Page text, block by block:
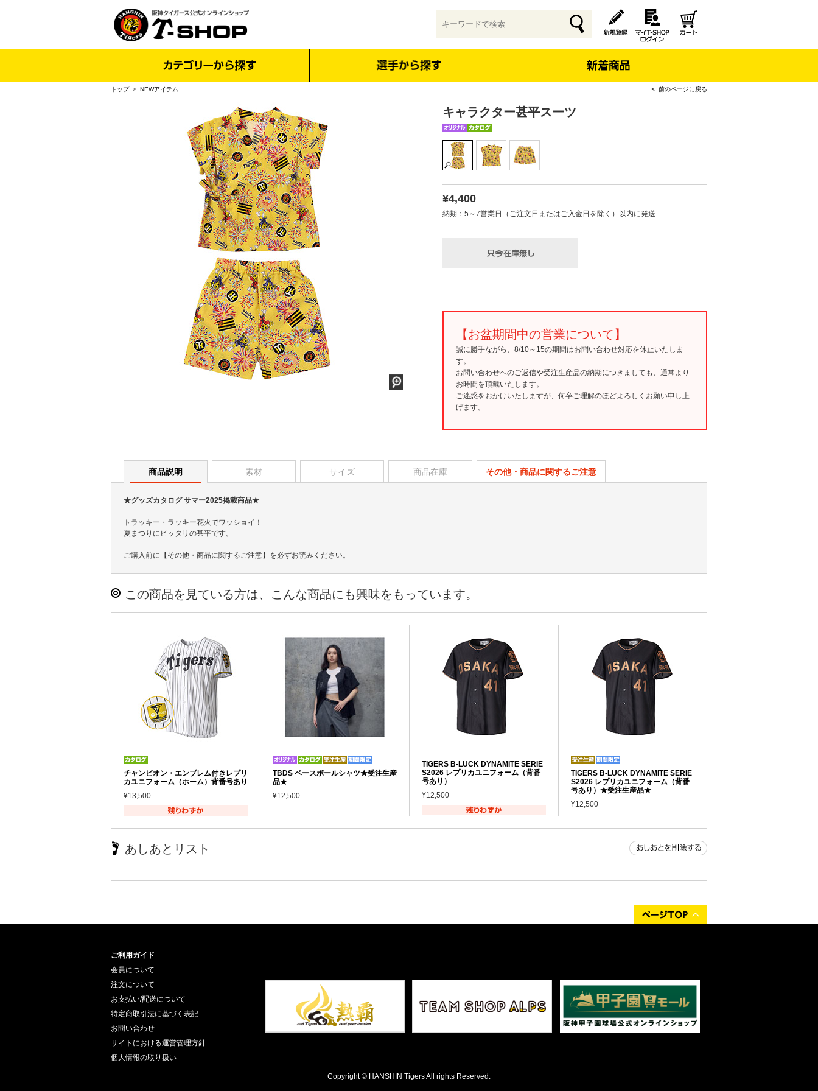
トップ> NEWアイテム < 前のページに戻る
キャラクター甚平スーツ
¥4,400
納期：5～7営業日（ご注文日またはご入金日を除く）以内に発送
【お盆期間中の営業について】
誠に勝手ながら、8/10～15の期間はお問い合わせ対応を休止いたしま
す。
お問い合わせへのご返信や受注生産品の納期につきましても、通常より
お時間を頂戴いたします。
ご迷惑をおかけいたしますが、何卒ご理解のほどよろしくお願い申し上
げます。
商品説明 素材 サイズ 商品在庫 その他・商品に関するご注意
★グッズカタログ サマー2025掲載商品★
トラッキー・ラッキー花火でワッショイ！
夏まつりにピッタリの甚平です。
ご購入前に【その他・商品に関するご注意】を必ずお読みください。
この商品を見ている方は、こんな商品にも興味をもっています。
チャンピオン・エンブレム付きレプリ
カユニフォーム（ホーム）背番号あり
¥13,500
TBDS ベースボールシャツ★受注生産
品★
¥12,500
TIGERS B-LUCK DYNAMITE SERIE
S2026 レプリカユニフォーム（背番
号あり）
¥12,500
TIGERS B-LUCK DYNAMITE SERIE
S2026 レプリカユニフォーム（背番
号あり）★受注生産品★
¥12,500
あしあとリスト
ご利用ガイド
会員について
注文について
お支払い/配送について
特定商取引法に基づく表記
お問い合わせ
サイトにおける運営管理方針
個人情報の取り扱い
Copyright © HANSHIN Tigers All rights Reserved.